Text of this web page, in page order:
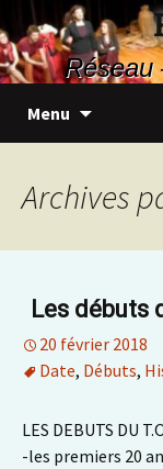
Aller
au
contenuRéseau
Menu
Archives
Les débuts
20 février 2018
Date, Débuts,
LES DEBUTS DU
-les premiers 20